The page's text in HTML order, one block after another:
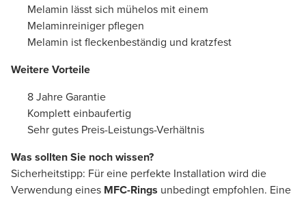
Melamin lässt sich mühelos mit einem
Melaminreiniger pflegen
Melamin ist fleckenbeständig und kratzfest
Weitere Vorteile
8 Jahre Garantie
Komplett einbaufertig
Sehr gutes Preis-Leistungs-Verhältnis
Was sollten Sie noch wissen?
Sicherheitstipp: Für eine perfekte Installation wird die
Verwendung eines MFC-Rings unbedingt empfohlen. Eine